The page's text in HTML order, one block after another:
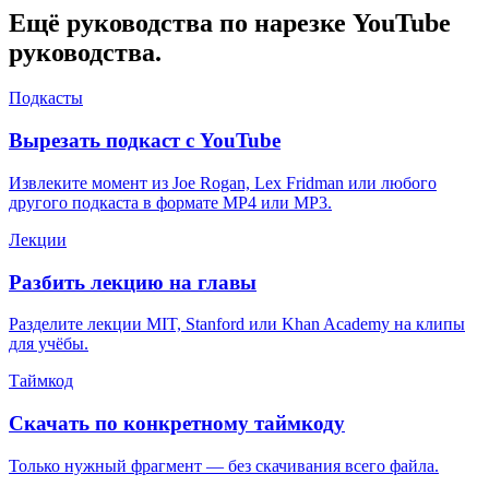
Ещё руководства по нарезке YouTube
руководства.
Подкасты
Вырезать подкаст с YouTube
Извлеките момент из Joe Rogan, Lex Fridman или любого
другого подкаста в формате MP4 или MP3.
Лекции
Разбить лекцию на главы
Разделите лекции MIT, Stanford или Khan Academy на клипы
для учёбы.
Таймкод
Скачать по конкретному таймкоду
Только нужный фрагмент — без скачивания всего файла.